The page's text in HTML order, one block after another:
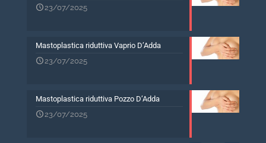
23/07/2025
Mastoplastica riduttiva Vaprio D’Adda
23/07/2025
Mastoplastica riduttiva Pozzo D’Adda
23/07/2025